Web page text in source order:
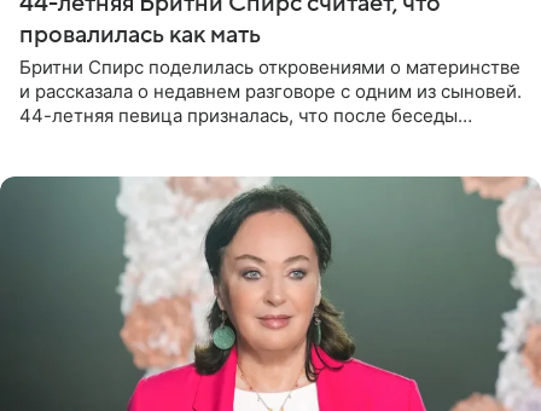
провалилась как мать
Бритни Спирс поделилась откровениями о материнстве
и рассказала о недавнем разговоре с одним из сыновей.
44-летняя певица призналась, что после беседы